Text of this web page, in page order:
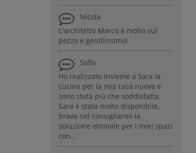
Nicola
L'architetto Marco è molto sul
pezzo e gentilissimo!
Sofia
Ho realizzato insieme a Sara la
cucina per la mia casa nuova e
sono stata più che soddisfatta.
Sara è stata molto disponibile,
brava nel consigliarmi la
soluzione ottimale per i miei spazi
con...